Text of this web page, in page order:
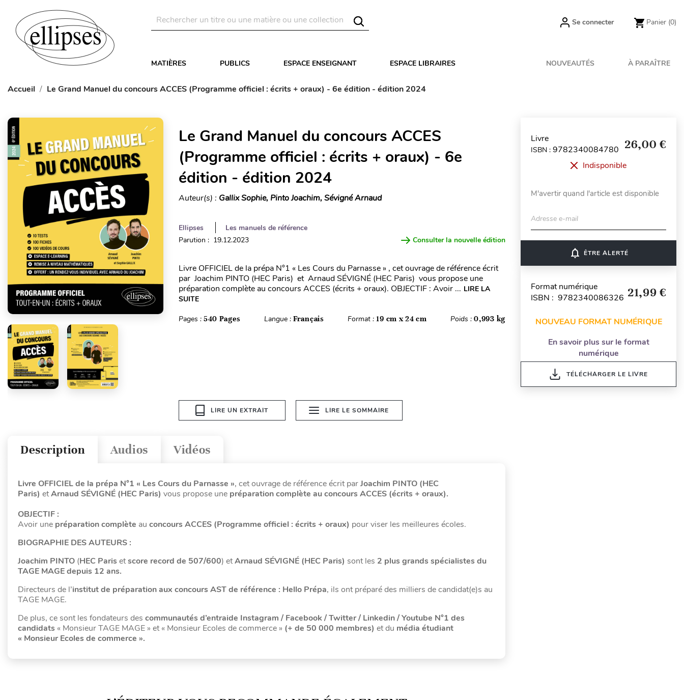
Se connecter Panier (0)
MATIÈRES PUBLICS ESPACE ENSEIGNANT ESPACE LIBRAIRES NOUVEAUTÉS À PARAÎTRE
Accueil Le Grand Manuel du concours ACCES (Programme officiel : écrits + oraux) - 6e édition - édition 2024
Le Grand Manuel du concours ACCES
(Programme officiel : écrits + oraux) - 6e
édition - édition 2024
Auteur(s) : Gallix Sophie, Pinto Joachim, Sévigné Arnaud
Ellipses
Les manuels de référence
Parution : 19.12.2023
Consulter la nouvelle édition
Livre OFFICIEL de la prépa N°1 « Les Cours du Parnasse » , cet ouvrage de référence écrit
par Joachim PINTO (HEC Paris) et Arnaud SÉVIGNÉ (HEC Paris) vous propose une
préparation complète au concours ACCES (écrits + oraux). OBJECTIF : Avoir ... LIRE LA
SUITE
Pages : 540 Pages Langue :Français Format :19 cm x 24 cm Poids :0,993 kg
LIRE UN EXTRAIT LIRE LE SOMMAIRE
Vidéos
Audios
Description
Livre OFFICIEL de la prépa N°1 « Les Cours du Parnasse », cet ouvrage de référence écrit parJoachim PINTO (HEC
Paris) etArnaud SÉVIGNÉ (HEC Paris) vous propose une préparation complète au concours ACCES (écrits + oraux).
OBJECTIF :
Avoir une préparation complète au concours ACCES (Programme officiel : écrits + oraux) pour viser les meilleures écoles.
BIOGRAPHIE DES AUTEURS :
Joachim PINTO (HEC Paris etscore record de 507/600) etArnaud SÉVIGNÉ (HEC Paris) sont les 2 plus grands spécialistes du
TAGE MAGE depuis 12 ans.
Directeurs de l’institut de préparation aux concours AST de référence : Hello Prépa, ils ont préparé des milliers de candidat(e)s au
TAGE MAGE.
De plus, ce sont les fondateurs des communautés d’entraide Instagram / Facebook / Twitter / Linkedin / Youtube N°1 des
candidats « Monsieur TAGE MAGE » et « Monsieur Ecoles de commerce » (+ de 50 000 membres) et du média étudiant
« Monsieur Ecoles de commerce ».
Livre
ISBN : 9782340084780 26,00 €
Indisponible
M'avertir quand l'article est disponible
Adresse e-mail
notifications_none ÊTRE ALERTÉ
Format numérique
ISBN : 9782340086326 21,99 €
NOUVEAU FORMAT NUMÉRIQUE
En savoir plus sur le format
numérique
TÉLÉCHARGER LE LIVRE